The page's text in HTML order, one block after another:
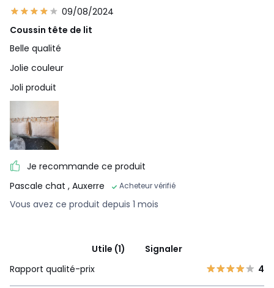
09/08/2024
Coussin tête de lit
Belle qualité
Jolie couleur
Joli produit
Je recommande ce produit
Pascale chat , Auxerre Acheteur vérifié
Vous avez ce produit depuis 1 mois
Utile (1)
Signaler
Rapport qualité-prix
4